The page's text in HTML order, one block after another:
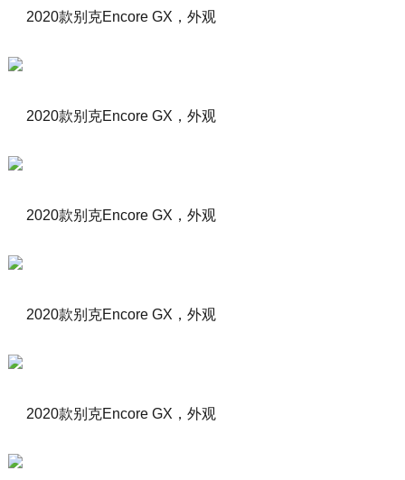
2020款别克Encore GX，外观
2020款别克Encore GX，外观
2020款别克Encore GX，外观
2020款别克Encore GX，外观
2020款别克Encore GX，外观